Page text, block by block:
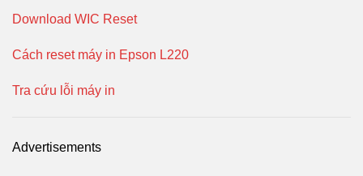
Download WIC Reset
Cách reset máy in Epson L220
Tra cứu lỗi máy in
Advertisements